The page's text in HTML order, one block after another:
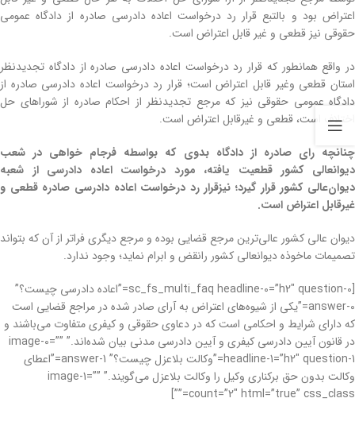
اعتراض بود و بالتبع قرار رد درخواست اعاده دادرسی صادره از دادگاه عمومی
حقوقی نیز قطعی و غیر قابل اعتراض است.
در واقع همانطور که قرار رد درخواست اعاده دادرسی صادره از دادگاه تجدیدنظر
استان قطعی وغیر قابل اعتراض است؛ قرار رد درخواست اعاده دادرسی صادره از
دادگاه عمومی حقوقی نیز که مرجع تجدیدنظر از احکام صادره از شوراهای حل
اختلاف است، قطعی و غیرقابل اعتراض است.
چنانچه رای صادره از دادگاه بدوی که بواسطه فرجام خواهی در شعب
دیوانعالی کشور قطعیت یافته، مورد درخواست اعاده دادرسی از شعبه
دیوان‌عالی کشور قرار گیرد؛ نیزقرار رد درخواست اعاده دادرسی صادره قطعی و
غیرقابل اعتراض است.
دیوان عالی کشور عالی‌ترین مرجع قضایی بوده و مرجع دیگری فراتر از آن که بتواند
تصمیمات ماخوذه دیوانعالی کشور رانقض و ابرام نماید؛ وجود ندارد.
[sc_fs_multi_faq headline-0=”h2″ question-0=”اعاده دادرسی چیست؟”
answer-0=”یکی از شیوه‌های اعتراض به آرای صادر شده در مراجع قضایی است
که دارای شرایط و احکامی است که در دعاوی حقوقی و کیفری متفاوت می‌باشند و
در قانون آیین دادرسی کیفری و آیین دادرسی مدنی بیان شده‌اند.” image-0=””
headline-1=”h2″ question-1=”وکالت بلاعزل چیست؟” answer-1=”اعطای
وکالت بدون حق برکناری وکیل را وکالت بلاعزل می‌گویند.” image-1=””
count=”2″ html=”true” css_class=””]